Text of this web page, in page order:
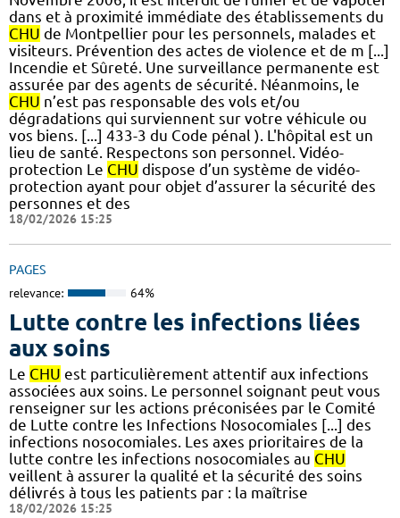
dans et à proximité immédiate des établissements du
CHU de Montpellier pour les personnels, malades et
visiteurs. Prévention des actes de violence et de m [...]
Incendie et Sûreté. Une surveillance permanente est
assurée par des agents de sécurité. Néanmoins, le
CHU n’est pas responsable des vols et/ou
dégradations qui surviennent sur votre véhicule ou
vos biens. [...] 433-3 du Code pénal ). L'hôpital est un
lieu de santé. Respectons son personnel. Vidéo-
protection Le CHU dispose d’un système de vidéo-
protection ayant pour objet d’assurer la sécurité des
personnes et des
18/02/2026 15:25
PAGES
relevance: 64%
Lutte contre les infections liées
aux soins
Le CHU est particulièrement attentif aux infections
associées aux soins. Le personnel soignant peut vous
renseigner sur les actions préconisées par le Comité
de Lutte contre les Infections Nosocomiales [...] des
infections nosocomiales. Les axes prioritaires de la
lutte contre les infections nosocomiales au CHU
veillent à assurer la qualité et la sécurité des soins
délivrés à tous les patients par : la maîtrise
18/02/2026 15:25